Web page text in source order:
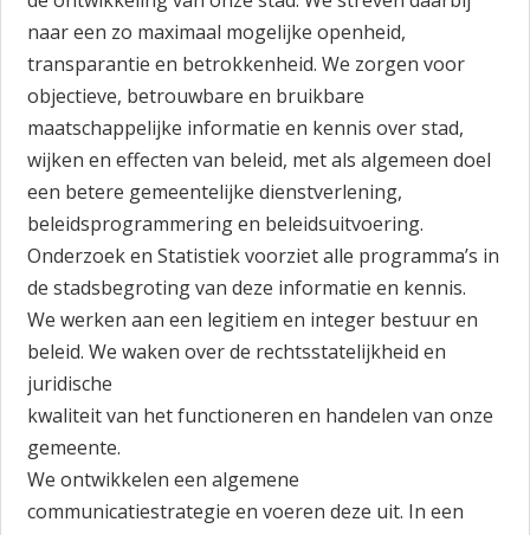
naar een zo maximaal mogelijke openheid,
transparantie en betrokkenheid. We zorgen voor
objectieve, betrouwbare en bruikbare
maatschappelijke informatie en kennis over stad,
wijken en effecten van beleid, met als algemeen doel
een betere gemeentelijke dienstverlening,
beleidsprogrammering en beleidsuitvoering.
Onderzoek en Statistiek voorziet alle programma’s in
de stadsbegroting van deze informatie en kennis.
We werken aan een legitiem en integer bestuur en
beleid. We waken over de rechtsstatelijkheid en
juridische
kwaliteit van het functioneren en handelen van onze
gemeente.
We ontwikkelen een algemene
communicatiestrategie en voeren deze uit. In een